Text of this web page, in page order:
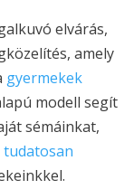
elvárás,
amely
gyermekek
modell segít
sémáinkat,
tudatosan